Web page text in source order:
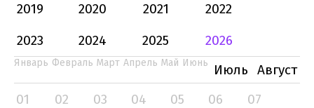
2019
2020 2021
2022
2023
2024 2025 2026
Январь Февраль Март Апрель Май Июнь Июль
Август
01
02 03 04 05 06
07